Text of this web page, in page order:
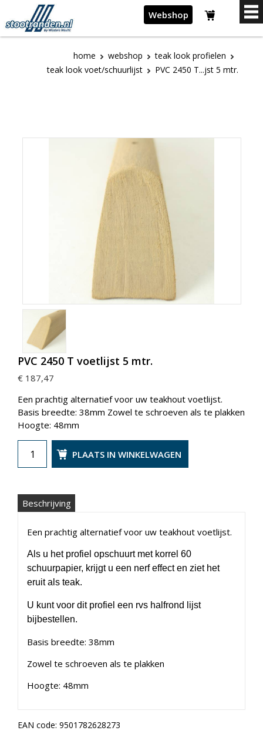
Webshop
home webshop
teak look profielen
teak look voet/schuurlijst
PVC 2450 T...jst 5 mtr.
PVC 2450 T voetlijst 5 mtr.
€ 187,47
Een prachtig alternatief voor uw teakhout voetlijst.
Basis breedte: 38mm Zowel te schroeven als te plakken
Hoogte: 48mm
PLAATS IN WINKELWAGEN
Beschrijving
Een prachtig alternatief voor uw teakhout voetlijst.
Als u het profiel opschuurt met korrel 60
schuurpapier, krijgt u een nerf effect en ziet het
eruit als teak.
U kunt voor dit profiel een rvs halfrond lijst
bijbestellen.
Basis breedte: 38mm
Zowel te schroeven als te plakken
Hoogte: 48mm
EAN code: 9501782628273